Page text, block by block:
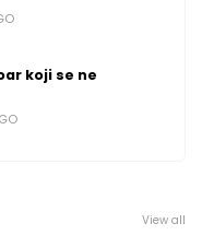
koji se ne
View all